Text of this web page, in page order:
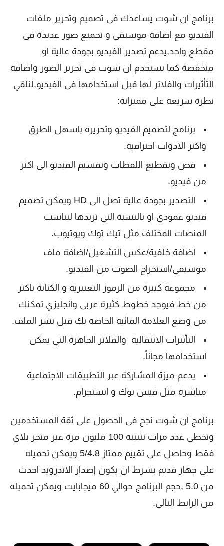
برنامج ان شوت يساعدك فى تصميم وتحرير ملفات
الفيديو مع اضافة موسيقي و تجميع صور عديدة فى
مقطع واحد,يدعم تصدير الفيديو بجودة عالية او
منخفصة كما يستخدم ان شوت فى تحرير الصور واضافة
التأثيرات والفلاتر لها قبل استخدامها فى الفيديو,لنلقي
نظرة سريعة على مميزاته:
برنامج لتصميم الفيديو وتحريره باسهل الطرق
واكثر الادوات احترافية.
قص وتقطيع اللقطات وتقسيم الفيديو الى اكثر
من فيديو.
التصدير بجودة عالية تصل الى HD ويمكن تصميم
فيديو عمودي او بالنسبة التي تريدها ليناسب
المنصات المختلف مثل تيك توك ويوتيوب.
اضافة خلفية/عكس التشغيل/اضافة ملف
موسيقي/استخراج الصوت من الفيديو.
مجموعة كبيرة من الرموز التعبيرية و الكتابة باكثر
من خط فيوجد خطوط كثيرة عربى وانجليزي تمكنك
من وضع العلامة المائية الخاصه بك قبل نشر الملف.
التأثيرات الانتقالية والفلاتر الجاهزة التي يمكن
استخدامها مجاناً.
يدعم ميزة المشاركة عبر التطبيقات الاجتماعية
مباشرة مثل فيس بوك و انستجرام.
برنامج ان شوت نجح فى الحصول على ثقة المستخدمين
وتخطي عدد مرات تثبيته 100 مليون مرة عبر متجر بلاي
فقط وحاصل على تقييم ممتاز 5/4.8 ويمكن تحميله
على جهاز قديم بشرط ان يكون إصدار الاندرويد احدث
من 5.0 ,حجم البرنامج حوالي 60 ميجابايت ويمكن تحميله
من الرابط التالي.